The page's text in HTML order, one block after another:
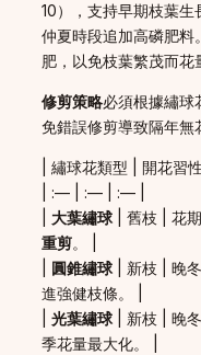
10），支持早期枝葉
仲夏時段追加高磷肥料
肥，以免枝葉繁茂而花
修剪策略必須根據繡球
免錯誤修剪導致隔年無
| 繡球花類型 | 開花習
| :— | :— | :— |
大葉繡球 | 舊枝 | 花
重剪。 |
圓錐繡球 | 新枝 | 晚
進強健枝條。 |
光葉繡球 | 新枝 | 晚
季花量最大化。 |